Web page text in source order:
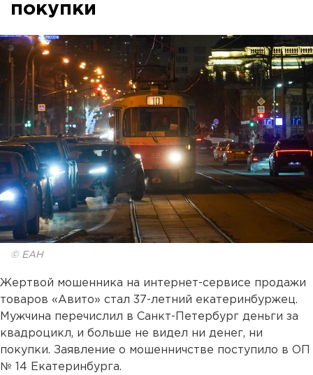
покупки
© ЕАН
Жертвой мошенника на интернет-сервисе продажи
товаров «Авито» стал 37-летний екатеринбуржец.
Мужчина перечислил в Санкт-Петербург деньги за
квадроцикл, и больше не видел ни денег, ни
покупки. Заявление о мошенничстве поступило в ОП
№ 14 Екатеринбурга.